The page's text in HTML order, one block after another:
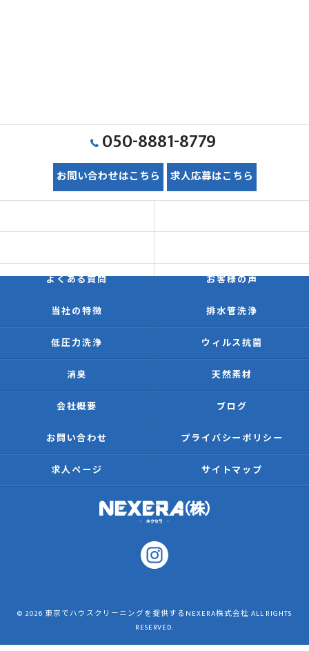
050-8881-8779
お問い合わせはこちら 求人応募はこちら
よくある質問 お客様の声
当社の特徴 排水管洗浄
低圧力洗浄 ウィルス抗菌
消臭 天然素材
会社概要 ブログ
お問い合わせ プライバシーポリシー
求人ページ サイトマップ
© 2026 東京でハウスクリーニングを提供するNEXERA株式会社 ALL RIGHTS
RESERVED.